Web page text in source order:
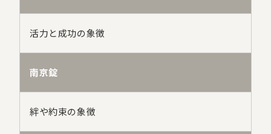
活力と成功の象徴
南京錠
絆や約束の象徴